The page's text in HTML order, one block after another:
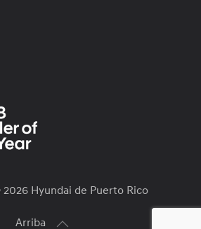
2026 Hyundai de Puerto Rico
Arriba